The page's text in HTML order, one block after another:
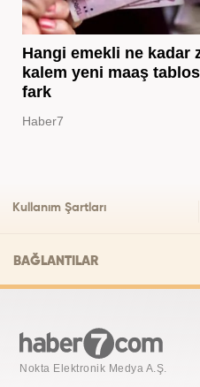
Hangi emekli ne kadar
kalem yeni maaş
fark
Haber7
Kullanım Şartları
BAĞLANTILAR
Nokta Elektronik Medya A.Ş.